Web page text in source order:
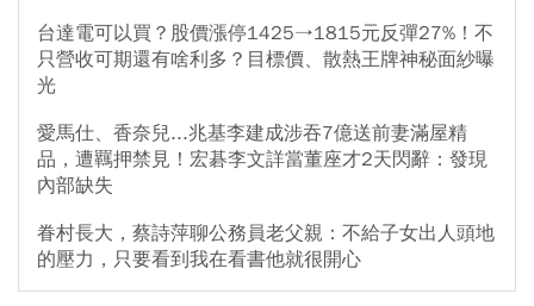
台達電可以買？股價漲停1425→1815元反彈27%！不
只營收可期還有啥利多？目標價、散熱王牌神秘面紗曝
光
愛馬仕、香奈兒...兆基李建成涉吞7億送前妻滿屋精
品，遭羈押禁見！宏碁李文詳當董座才2天閃辭：發現
內部缺失
眷村長大，蔡詩萍聊公務員老父親：不給子女出人頭地
的壓力，只要看到我在看書他就很開心